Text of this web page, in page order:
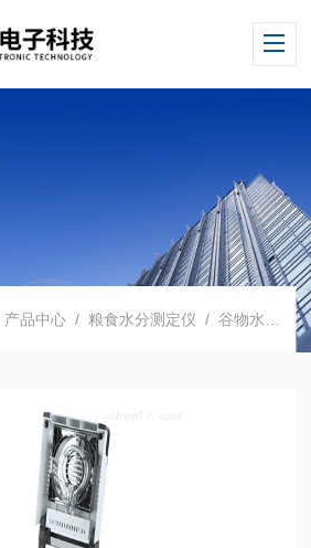
产品中心 / 粮食水分测定仪 /谷物水分测定仪